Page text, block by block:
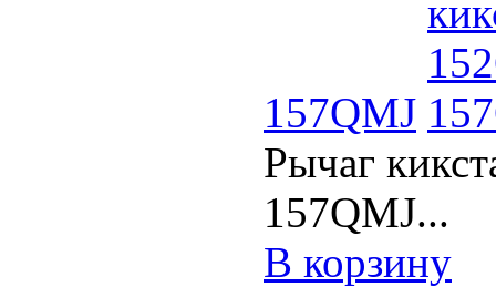
157QMJ
Рычаг
157QMJ...
В корзину